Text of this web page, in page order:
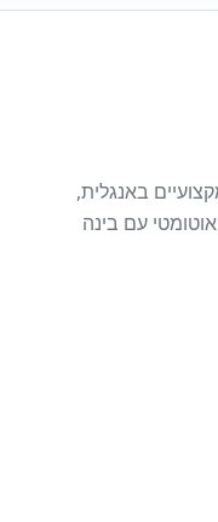
באנגלית,
עם בינה